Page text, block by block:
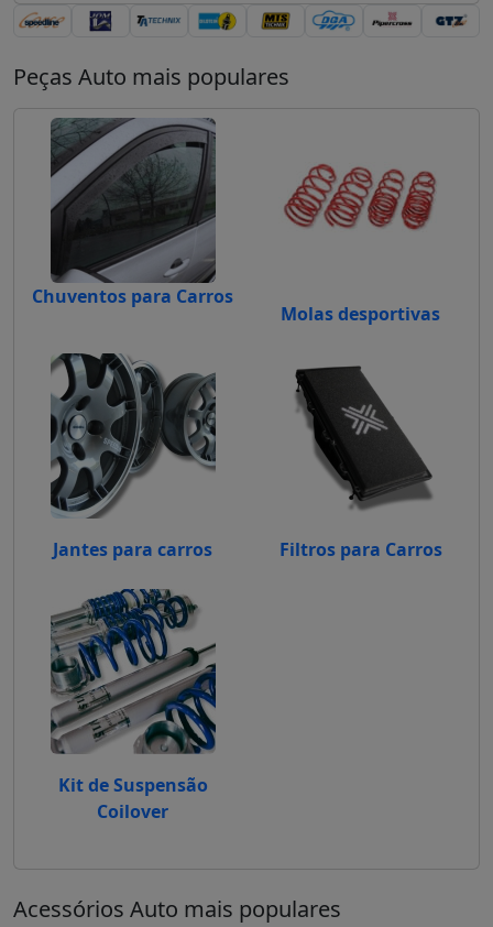
Peças Auto mais populares
Chuventos para Carros
Molas desportivas
Jantes para carros Filtros para Carros
Kit de Suspensão
Coilover
Acessórios Auto mais populares